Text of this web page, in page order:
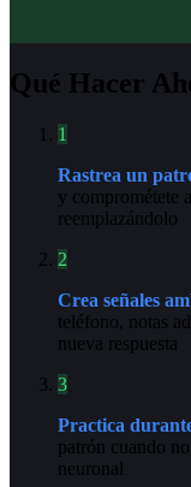
Qué Hacer
1
Rastrea un
y comprométete
reemplazándolo
2
Crea señales
teléfono, notas
nueva respuesta
3
Practica
patrón cuando
neuronal